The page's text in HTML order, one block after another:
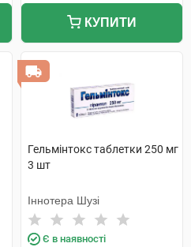
КУПИТИ
Гельмінтокс таблетки 250 мг
3 шт
Іннотера Шузі
Є в наявності